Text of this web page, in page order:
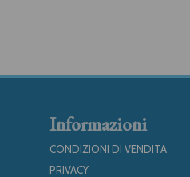
Informazioni
CONDIZIONI DI VENDITA
PRIVACY